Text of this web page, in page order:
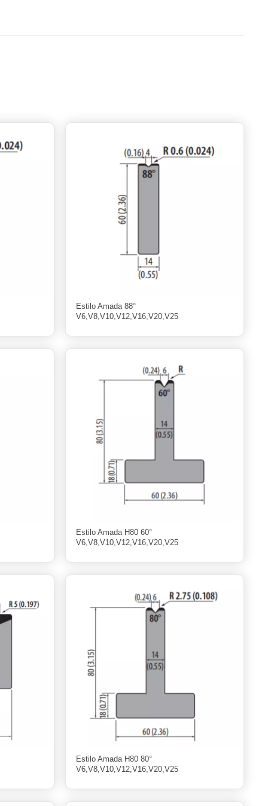
Estilo Amada 88°
V6,V8,V10,V12,V16,V20,V25
Estilo Amada H80 60°
V6,V8,V10,V12,V16,V20,V25
Estilo Amada H80 80°
V6,V8,V10,V12,V16,V20,V25